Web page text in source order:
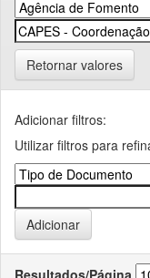
Retornar valores
Adicionar filtros:
Utilizar filtros para
Resultados/Página